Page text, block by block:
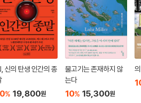
진파
구
쟁’, 정치, 민주주의
공론장
합조단의 조사결과에 의문을 제기한 소수 과
적, 매체 기고문 등을 살펴보았다. 또한 법정
정부가 공개한 합조단 소속 미(美) 해군 조사
인 서신 등 자료를 주요하게 참조했다.
음의 형식으로 정리하면 다음과 같다. 첫째,
뢰폭발설, 좌초후 기뢰폭발설, 좌초후 잠수
시나리오들이 등장했는데, “과학적 조사”와
조단의 조사결과가 폭넓은 동의를 얻지 못한 이
신의 탄생 인간의 종
% 19,800원
물고기는 존재하지 않
는다
10% 15,300원